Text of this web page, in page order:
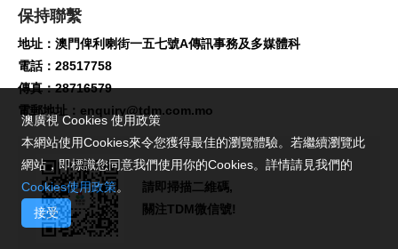
保持聯繫
地址：澳門俾利喇街一五七號A傳訊事務及多媒體科
電話：28517758
傳真：28716579
電郵地址： enquiry@tdm.com.mo
請即掃描二維碼,
關注TDM微信號!
澳廣視 Cookies 使用政策
本網站使用Cookies來令您獲得最佳的瀏覽體驗。若繼續瀏覽此
網站，即標識您同意我們使用你的Cookies。詳情請見我們的
Cookies使用政策。
接受